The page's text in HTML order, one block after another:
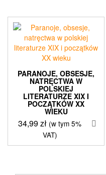
PARANOJE, OBSESJE,
NATRĘCTWA W
POLSKIEJ
LITERATURZE XIX I
POCZĄTKÓW XX
WIEKU
34,99zł (w tym 5%
VAT)